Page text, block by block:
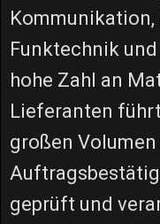
Funktechnik
hohe Zahl an
Lieferanten
großen
geprüft und